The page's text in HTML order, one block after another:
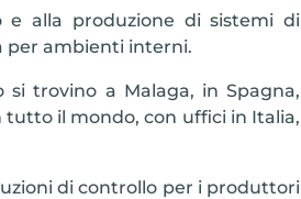
e alla produzione di sistemi di
per ambienti interni.
trovino a Malaga, in Spagna,
tutto il mondo, con uffici in Italia,
di controllo per i produttori